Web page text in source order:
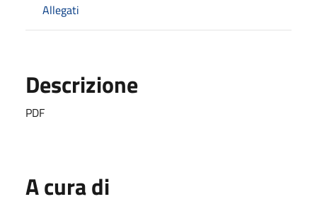
Allegati
Descrizione
PDF
A cura di